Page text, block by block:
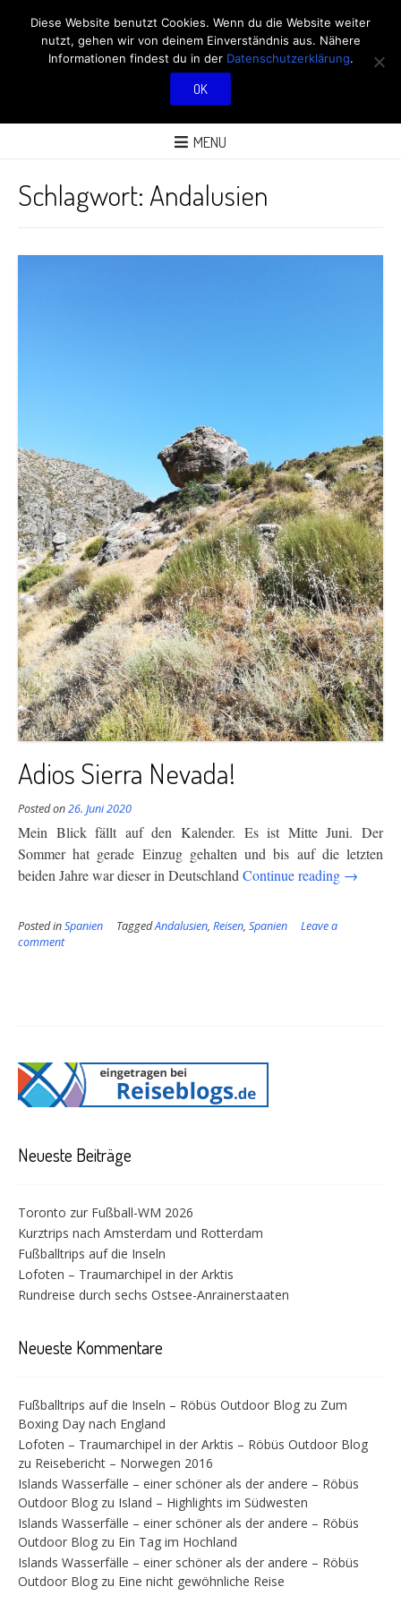
RÖBÜS OUTDOOR
BLOG
MENU
Schlagwort: Andalusien
Adios Sierra Nevada!
Posted on26. Juni 2020
Mein Blick fällt auf den Kalender. Es ist Mitte Juni. Der
Sommer hat gerade Einzug gehalten und bis auf die letzten
beiden Jahre war dieser in DeutschlandContinue reading “Adios
→
Posted inSpanien TaggedAndalusien, Reisen, Spanien
Leave a
comment
Neueste Beiträge
Toronto zur Fußball-WM 2026
Kurztrips nach Amsterdam und Rotterdam
Fußballtrips auf die Inseln
Lofoten – Traumarchipel in der Arktis
Rundreise durch sechs Ostsee-Anrainerstaaten
Neueste Kommentare
Fußballtrips auf die Inseln – Röbüs Outdoor Blog zu Zum
Boxing Day nach England
Lofoten – Traumarchipel in der Arktis – Röbüs Outdoor Blog
zu Reisebericht – Norwegen 2016
Islands Wasserfälle – einer schöner als der andere – Röbüs
Outdoor Blog zu Island – Highlights im Südwesten
Islands Wasserfälle – einer schöner als der andere – Röbüs
Outdoor Blog zu Ein Tag im Hochland
Islands Wasserfälle – einer schöner als der andere – Röbüs
Outdoor Blog zu Eine nicht gewöhnliche Reise
Diese Website benutzt Cookies. Wenn du die Website weiter
nutzt, gehen wir von deinem Einverständnis aus. Nähere
Informationen findest du in der Datenschutzerklärung.
OK